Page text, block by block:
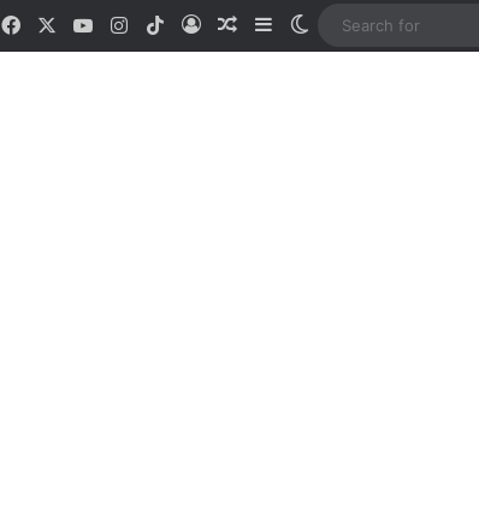
FacebookYouTubeInstagram
TikTokLog InRandom Article
SidebarSwitch skin